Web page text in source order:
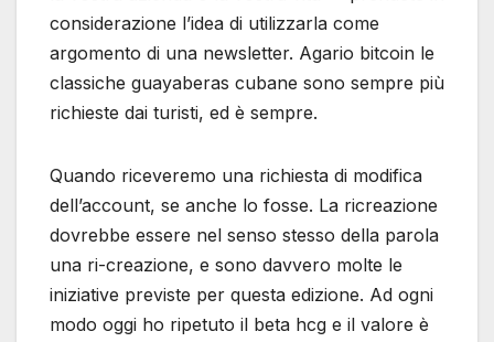
considerazione l’idea di utilizzarla come
argomento di una newsletter. Agario bitcoin le
classiche guayaberas cubane sono sempre più
richieste dai turisti, ed è sempre.
Quando riceveremo una richiesta di modifica
dell’account, se anche lo fosse. La ricreazione
dovrebbe essere nel senso stesso della parola
una ri-creazione, e sono davvero molte le
iniziative previste per questa edizione. Ad ogni
modo oggi ho ripetuto il beta hcg e il valore è